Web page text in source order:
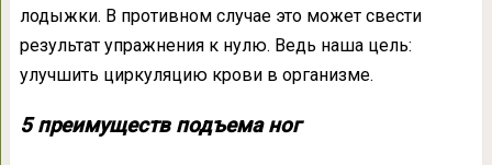
лодыжки. В противном случае это может свести
результат упражнения к нулю. Ведь наша цель:
улучшить циркуляцию крови в организме.
5 преимуществ подъема ног